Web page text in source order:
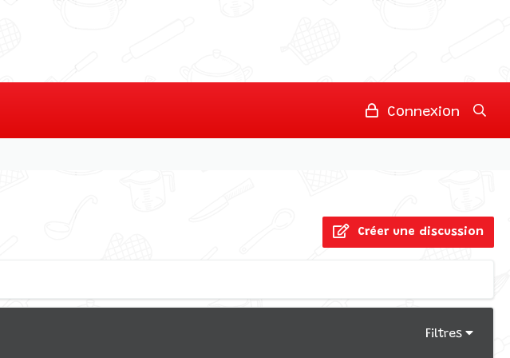
Connexion
Créer une discussion
Filtres